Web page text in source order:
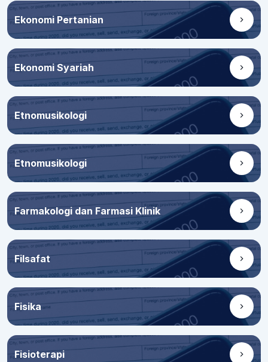
Ekonomi Pertanian
Ekonomi Syariah
Etnomusikologi
Etnomusikologi
Farmakologi dan Farmasi Klinik
Filsafat
Fisika
Fisioterapi